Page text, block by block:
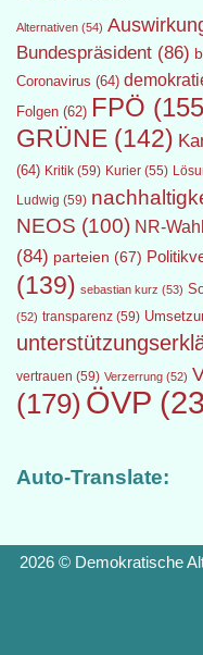
Alternativen (54)
Bundespräsident (86)
Coronavirus (64)
Folgen (62) FPÖ
GRÜNE (142)
(64) Kritik (59) Kurier (55)
Ludwig (59)
NEOS (100) NR-
(84) parteien (67)
(139) sebastian kurz (53)
(52) transparenz (59)
vertrauen (59) Verzerrung (52)
(179) ÖVP
Auto-Translate:
2026 © Demokratische